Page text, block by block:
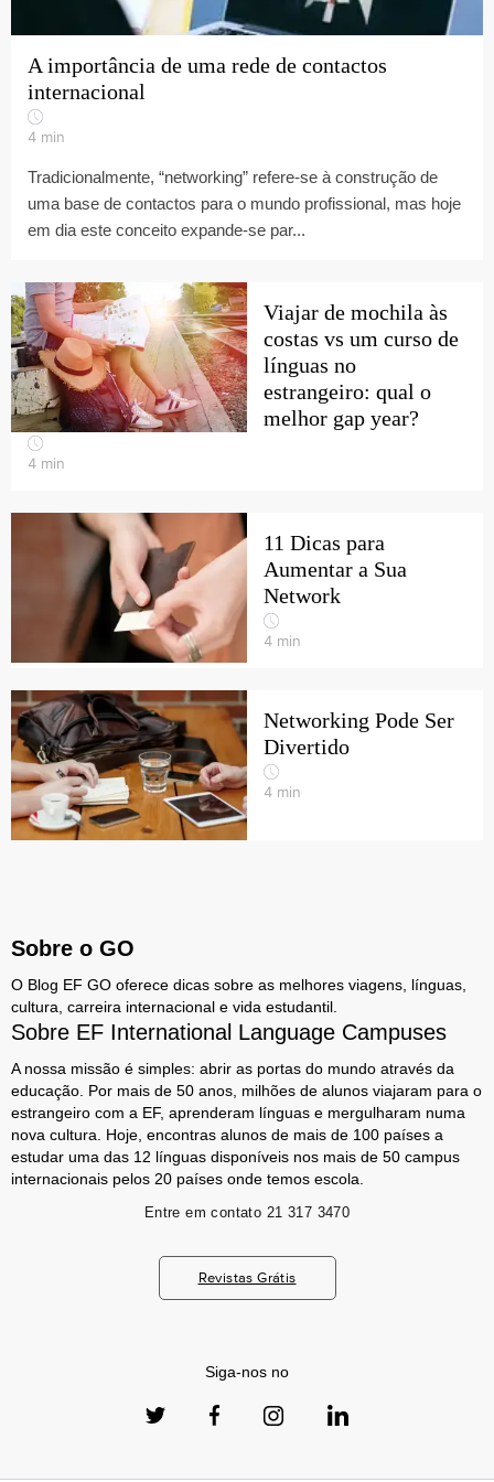
A importância de uma rede de contactos
internacional
4 min
Tradicionalmente, “networking” refere-se à construção de
uma base de contactos para o mundo profissional, mas hoje
em dia este conceito expande-se par...
Viajar de mochila às
costas vs um curso de
línguas no
estrangeiro: qual o
melhor gap year?
4 min
11 Dicas para
Aumentar a Sua
Network
4 min
Networking Pode Ser
Divertido
4 min
Sobre o GO
O Blog EF GO oferece dicas sobre as melhores viagens, línguas,
cultura, carreira internacional e vida estudantil.
Sobre EF International Language Campuses
A nossa missão é simples: abrir as portas do mundo através da
educação. Por mais de 50 anos, milhões de alunos viajaram para o
estrangeiro com a EF, aprenderam línguas e mergulharam numa
nova cultura. Hoje, encontras alunos de mais de 100 países a
estudar uma das 12 línguas disponíveis nos mais de 50 campus
internacionais pelos 20 países onde temos escola.
Entre em contato 21 317 3470
Revistas Grátis
Siga-nos no